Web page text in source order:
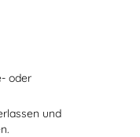
oder
und